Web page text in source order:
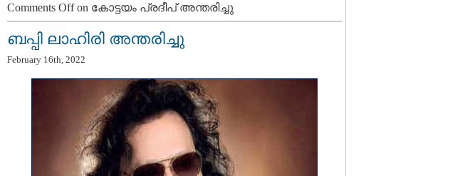
Comments Offon കോട്ടയം പ്രദീപ് അന്തരിച്ചു
ബപ്പി ലാഹിരി അന്തരിച്ചു
February 16th, 2022